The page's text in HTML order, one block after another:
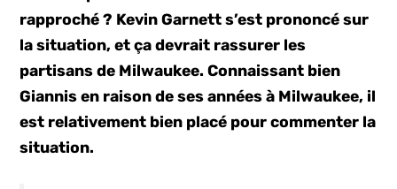
rapproché ? Kevin Garnett s’est prononcé sur
la situation, et ça devrait rassurer les
partisans de Milwaukee. Connaissant bien
Giannis en raison de ses années à Milwaukee, il
est relativement bien placé pour commenter la
situation.